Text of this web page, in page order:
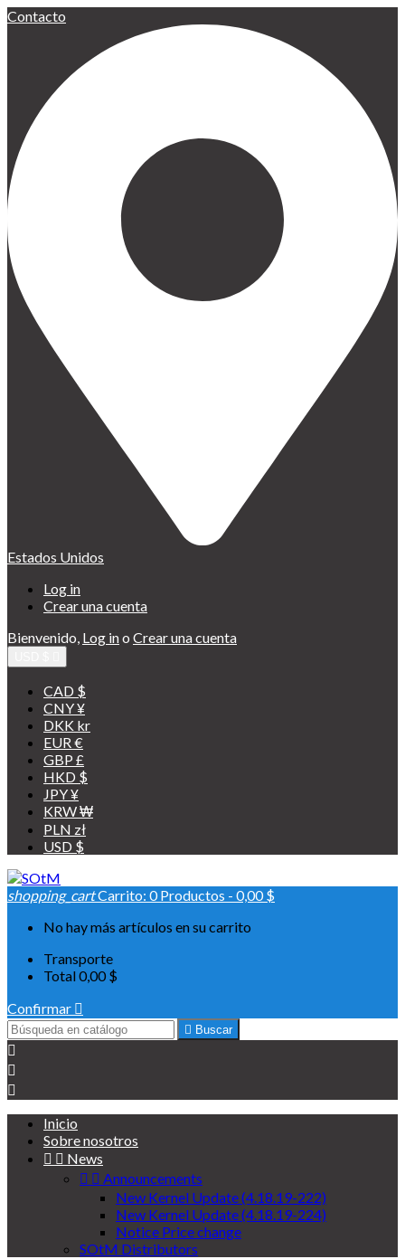
Contacto
Estados Unidos
Log in
Crear una cuenta
Bienvenido, Log ino Crear una cuenta
CAD $
CNY ¥
DKK kr
EUR €
GBP £
HKD $
JPY ¥
KRW ₩
PLN zł
USD $
shopping_cartCarrito: 0Productos - 0,00 $
No hay más artículos en su carrito
Transporte
Total0,00 $
Confirmar 
 Buscar



Inicio
Sobre nosotros
  News
  Announcements
New Kernel Update (4.18.19-222)
New Kernel Update (4.18.19-224)
Notice Price change
SOtM Distributors